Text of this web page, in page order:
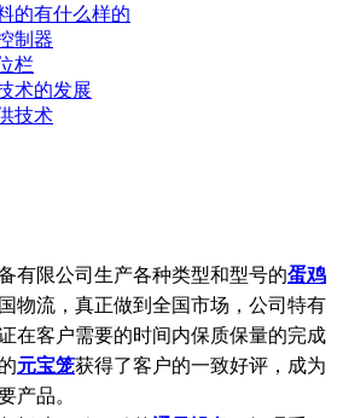
的有什么样的
制器
栏
术的发展
技术
限公司生产各种类型和型号的蛋鸡
物流，真正做到全国市场，公司特有
在客户需要的时间内保质保量的完成
元宝笼获得了客户的一致好评，成为
产品。